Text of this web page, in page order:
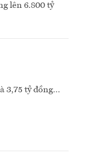
lên 6.800 tỷ
3,75 tỷ đồng…